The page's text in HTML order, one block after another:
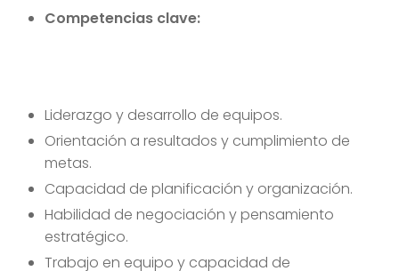
Competencias clave:
Liderazgo y desarrollo de equipos.
Orientación a resultados y cumplimiento de
metas.
Capacidad de planificación y organización.
Habilidad de negociación y pensamiento
estratégico.
Trabajo en equipo y capacidad de